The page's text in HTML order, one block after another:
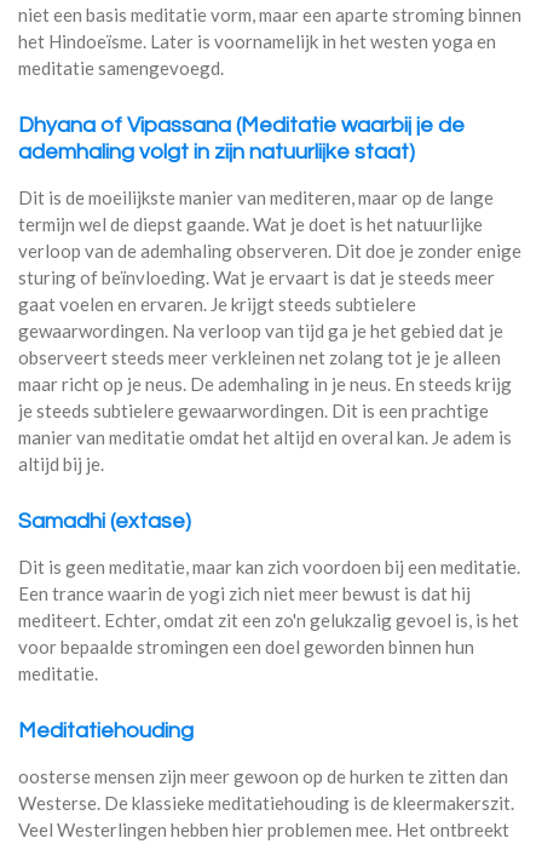
niet een basis meditatie vorm, maar een aparte stroming binnen
het Hindoeïsme. Later is voornamelijk in het westen yoga en
meditatie samengevoegd.
Dhyana of Vipassana (Meditatie waarbij je de
ademhaling volgt in zijn natuurlijke staat)
Dit is de moeilijkste manier van mediteren, maar op de lange
termijn wel de diepst gaande. Wat je doet is het natuurlijke
verloop van de ademhaling observeren. Dit doe je zonder enige
sturing of beïnvloeding. Wat je ervaart is dat je steeds meer
gaat voelen en ervaren. Je krijgt steeds subtielere
gewaarwordingen. Na verloop van tijd ga je het gebied dat je
observeert steeds meer verkleinen net zolang tot je je alleen
maar richt op je neus. De ademhaling in je neus. En steeds krijg
je steeds subtielere gewaarwordingen. Dit is een prachtige
manier van meditatie omdat het altijd en overal kan. Je adem is
altijd bij je.
Samadhi (extase)
Dit is geen meditatie, maar kan zich voordoen bij een meditatie.
Een trance waarin de yogi zich niet meer bewust is dat hij
mediteert. Echter, omdat zit een zo'n gelukzalig gevoel is, is het
voor bepaalde stromingen een doel geworden binnen hun
meditatie.
Meditatiehouding
oosterse mensen zijn meer gewoon op de hurken te zitten dan
Westerse. De klassieke meditatiehouding is de kleermakerszit.
Veel Westerlingen hebben hier problemen mee. Het ontbreekt